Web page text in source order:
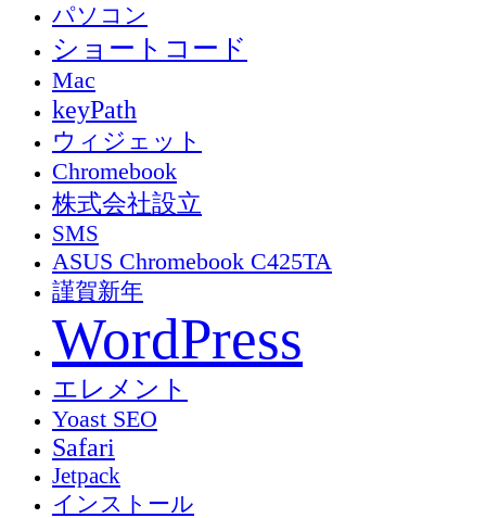
パソコン
ショートコード
Mac
keyPath
ウィジェット
Chromebook
株式会社設立
SMS
ASUS Chromebook C425TA
謹賀新年
WordPress
エレメント
Yoast SEO
Safari
Jetpack
インストール